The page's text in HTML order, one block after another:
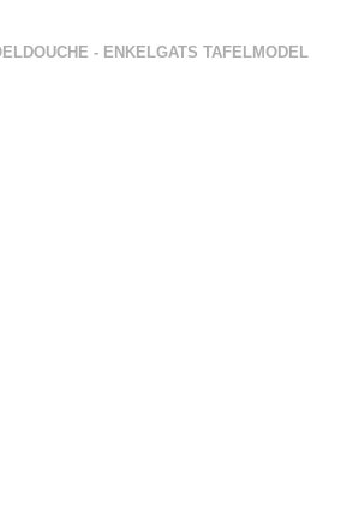
- ENKELGATS TAFELMODEL